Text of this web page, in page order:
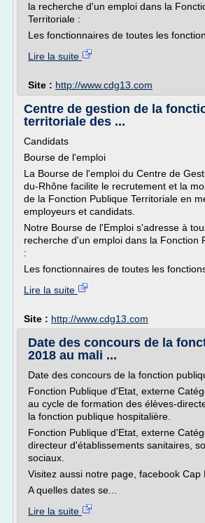
la recherche d'un emploi dans la
Territoriale :
Les fonctionnaires de toutes les
Lire la suite
Site : http://www.cdg13.com
Centre de gestion de la
territoriale des ...
Candidats
Bourse de l'emploi
La Bourse de l'emploi du Centre de
du-Rhône facilite le recrutement et la
de la Fonction Publique Territoriale en
employeurs et candidats.
Notre Bourse de l'Emploi s'adresse à
recherche d'un emploi dans la Fonction
:
Les fonctionnaires de toutes les
Lire la suite
Site : http://www.cdg13.com
Date des concours de la
2018 au mali ...
Date des concours de la fonction
Fonction Publique d'Etat, externe
au cycle de formation des élèves-
la fonction publique hospitalière.
Fonction Publique d'Etat, externe
directeur d'établissements sanitaires,
sociaux.
Visitez aussi notre page, facebook Cap
A quelles dates se...
Lire la suite